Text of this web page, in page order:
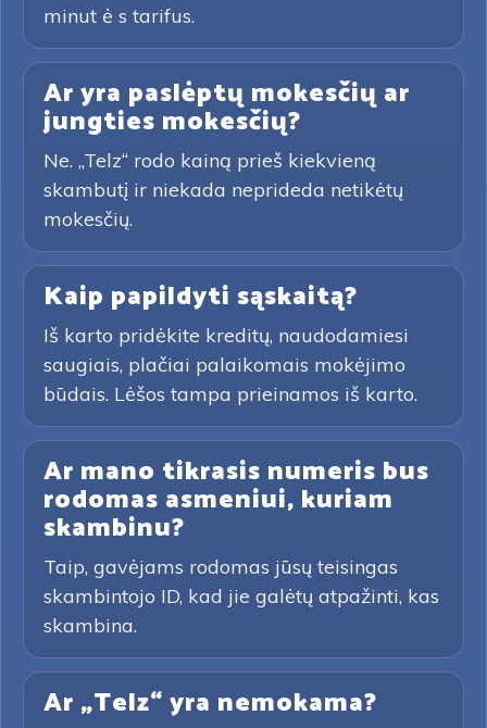
minut ė s tarifus.
Ar yra paslėptų mokesčių ar
jungties mokesčių?
Ne. „Telz“ rodo kainą prieš kiekvieną
skambutį ir niekada neprideda netikėtų
mokesčių.
Kaip papildyti sąskaitą?
Iš karto pridėkite kreditų, naudodamiesi
saugiais, plačiai palaikomais mokėjimo
būdais. Lėšos tampa prieinamos iš karto.
Ar mano tikrasis numeris bus
rodomas asmeniui, kuriam
skambinu?
Taip, gavėjams rodomas jūsų teisingas
skambintojo ID, kad jie galėtų atpažinti, kas
skambina.
Ar „Telz“ yra nemokama?